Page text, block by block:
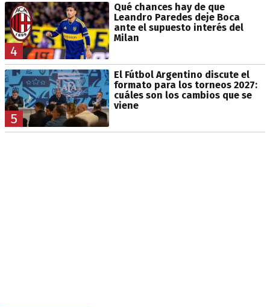
4
Qué chances hay de que
Leandro Paredes deje Boca
ante el supuesto interés del
Milan
5
El Fútbol Argentino discute el
formato para los torneos 2027:
cuáles son los cambios que se
viene